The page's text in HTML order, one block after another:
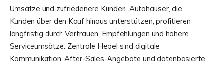
Umsätze und zufriedenere Kunden. Autohäuser, die
Kunden über den Kauf hinaus unterstützen, profitieren
langfristig durch Vertrauen, Empfehlungen und höhere
Serviceumsätze. Zentrale Hebel sind digitale
Kommunikation, After-Sales-Angebote und datenbasierte